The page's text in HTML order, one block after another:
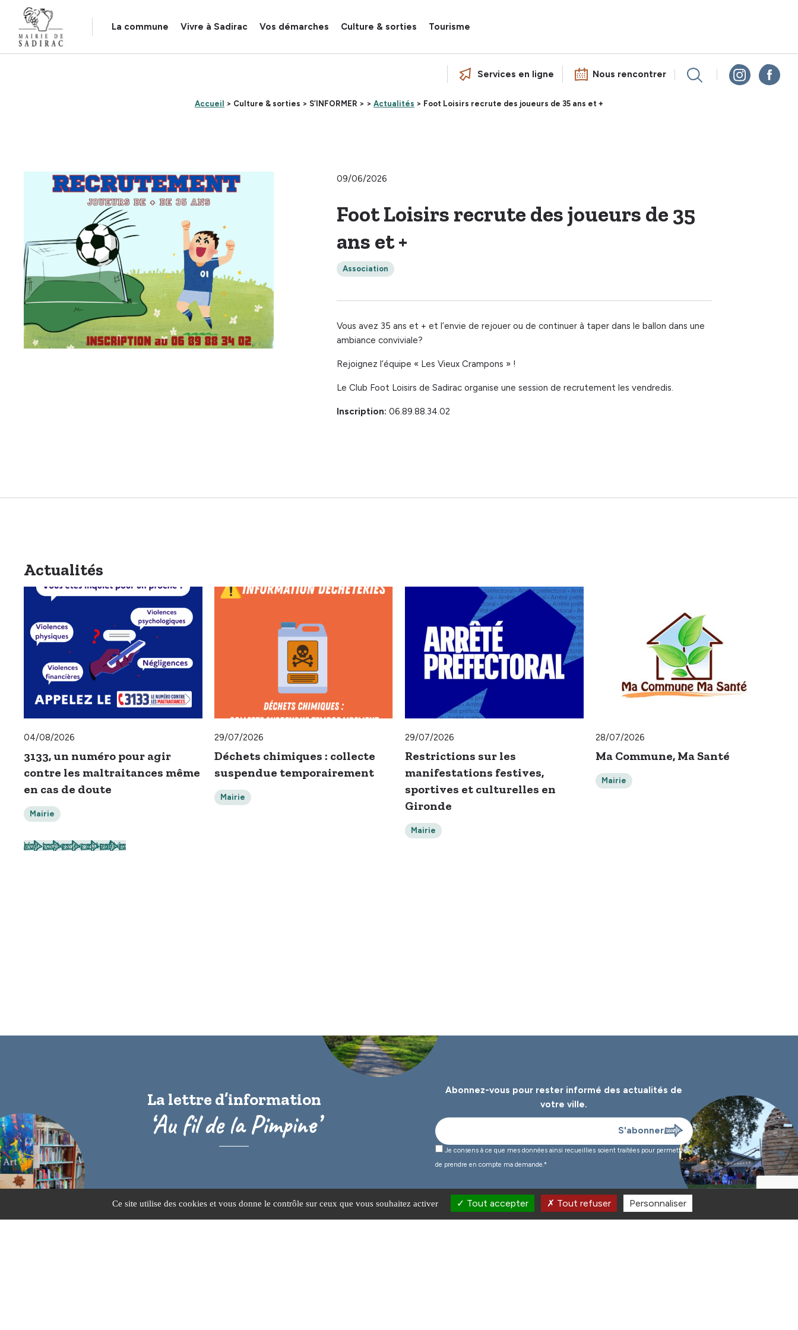
La commune Vivre à Sadirac Vos démarches Culture & sorties Tourisme
Services en ligne Nous rencontrer
Accueil > Culture & sorties > S’INFORMER > > Actualités > Foot Loisirs recrute des joueurs de 35 ans et +
09/06/2026
Foot Loisirs recrute des joueurs de 35
ans et +
Association
Vous avez 35 ans et + et l’envie de rejouer ou de continuer à taper dans le ballon dans une
ambiance conviviale?
Rejoignez l’équipe « Les Vieux Crampons » !
Le Club Foot Loisirs de Sadirac organise une session de recrutement les vendredis.
Inscription: 06.89.88.34.02
Actualités
04/08/2026
3133, un numéro pour agir
contre les maltraitances même
en cas de doute
Mairie
29/07/2026
Déchets chimiques : collecte
suspendue temporairement
Mairie
29/07/2026
Restrictions sur les
manifestations festives,
sportives et culturelles en
Gironde
Mairie
28/07/2026
Ma Commune, Ma Santé
Mairie
Voir toutes les actualités
La lettre d’information
‘Au fil de la Pimpine’
Abonnez-vous pour rester informé des actualités de
votre ville.
Je consens à ce que mes données ainsi recueillies soient traitées pour permettre
de prendre en compte ma demande.*
25 Route de Créon, 33670 Sadirac
Lundi de 9h à 12h30 et de 13h30 à 19h
Panneau de gestion des cookies
Ce site utilise des cookies et vous donne le contrôle sur ceux que vous souhaitez activer Tout accepter Tout refuser Personnaliser